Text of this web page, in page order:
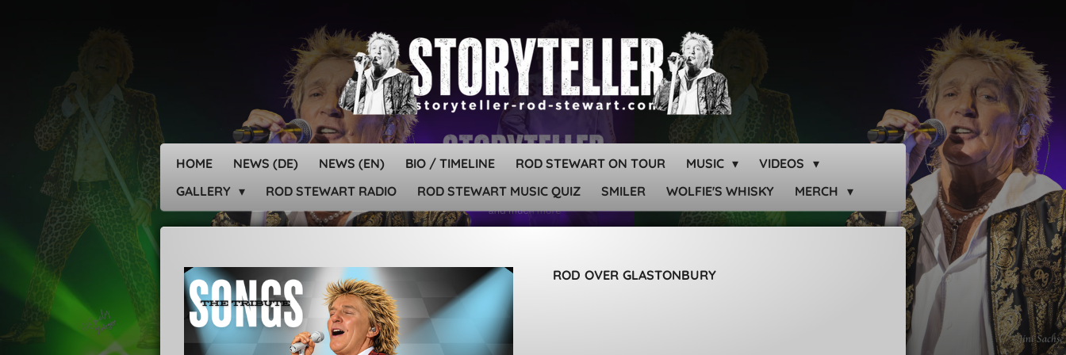
HOME NEWS (DE) NEWS (EN) BIO / TIMELINE ROD STEWART ON TOUR MUSIC
VIDEOS
GALLERY
ROD STEWART RADIO ROD STEWART MUSIC QUIZ SMILER WOLFIE'S WHISKY MERCH
ROD OVER GLASTONBURY